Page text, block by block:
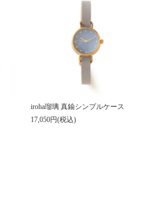
iroha瑠璃 真鍮シンプルケース
17,050円(税込)